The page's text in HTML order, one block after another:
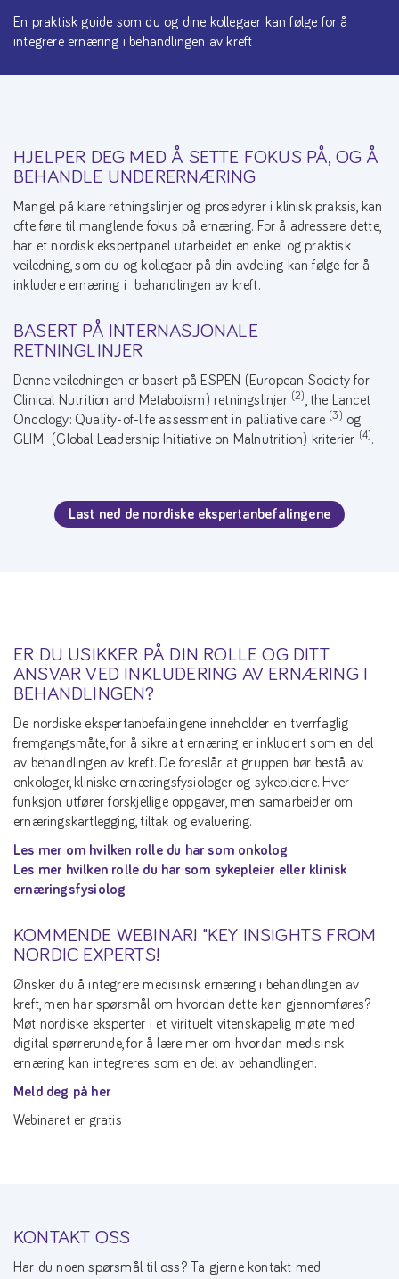
En praktisk guide som du og dine kollegaer kan følge for å
integrere ernæring i behandlingen av kreft
HJELPER DEG MED Å SETTE FOKUS PÅ, OG Å
BEHANDLE UNDERERNÆRING
Mangel på klare retningslinjer og prosedyrer i klinisk praksis, kan
ofte føre til manglende fokus på ernæring. For å adressere dette,
har et nordisk ekspertpanel utarbeidet en enkel og praktisk
veiledning, som du og kollegaer på din avdeling kan følge for å
inkludere ernæring i behandlingen av kreft.
BASERT PÅ INTERNASJONALE
RETNINGLINJER
Denne veiledningen er basert på ESPEN (European Society for
Clinical Nutrition and Metabolism) retningslinjer (2)
, the Lancet
Oncology: Quality-of-life assessment in palliative care (3) og
GLIM (Global Leadership Initiative on Malnutrition) kriterier (4).
Last ned de nordiske ekspertanbefalingene
ER DU USIKKER PÅ DIN ROLLE OG DITT
ANSVAR VED INKLUDERING AV ERNÆRING I
BEHANDLINGEN?
De nordiske ekspertanbefalingene inneholder en tverrfaglig
fremgangsmåte, for å sikre at ernæring er inkludert som en del
av behandlingen av kreft. De foreslår at gruppen bør bestå av
onkologer, kliniske ernæringsfysiologer og sykepleiere. Hver
funksjon utfører forskjellige oppgaver, men samarbeider om
ernæringskartlegging, tiltak og evaluering.
Les mer om hvilken rolle du har som onkolog
Les mer hvilken rolle du har som sykepleier eller klinisk
ernæringsfysiolog
KOMMENDE WEBINAR! "KEY INSIGHTS FROM
NORDIC EXPERTS!
Ønsker du å integrere medisinsk ernæring i behandlingen av
kreft, men har spørsmål om hvordan dette kan gjennomføres?
Møt nordiske eksperter i et virituelt vitenskapelig møte med
digital spørrerunde, for å lære mer om hvordan medisinsk
ernæring kan integreres som en del av behandlingen.
Meld deg på her
Webinaret er gratis
KONTAKT OSS
Har du noen spørsmål til oss? Ta gjerne kontakt med